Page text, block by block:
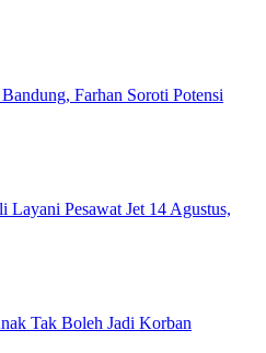
Farhan Soroti Potensi
Layani Pesawat Jet 14 Agustus,
Tak Boleh Jadi Korban